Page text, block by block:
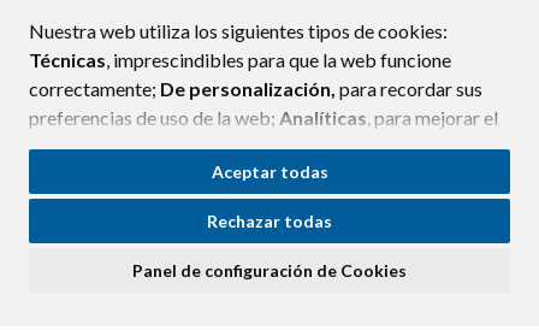
Nuestra web utiliza los siguientes tipos de cookies:
Técnicas, imprescindibles para que la web funcione
correctamente; De personalización, para recordar sus
preferencias de uso de la web; Analíticas, para mejorar el
funcionamiento de la web y sus servicios.
Si acepta pulsando el botón“Aceptar todas”
consideramos que acepta su uso. Si pulsa el botón
ninguna acción, se guardarán las cookies técnicas
Aceptar todas
Rechazar todas
Panel de configuración de Cookies